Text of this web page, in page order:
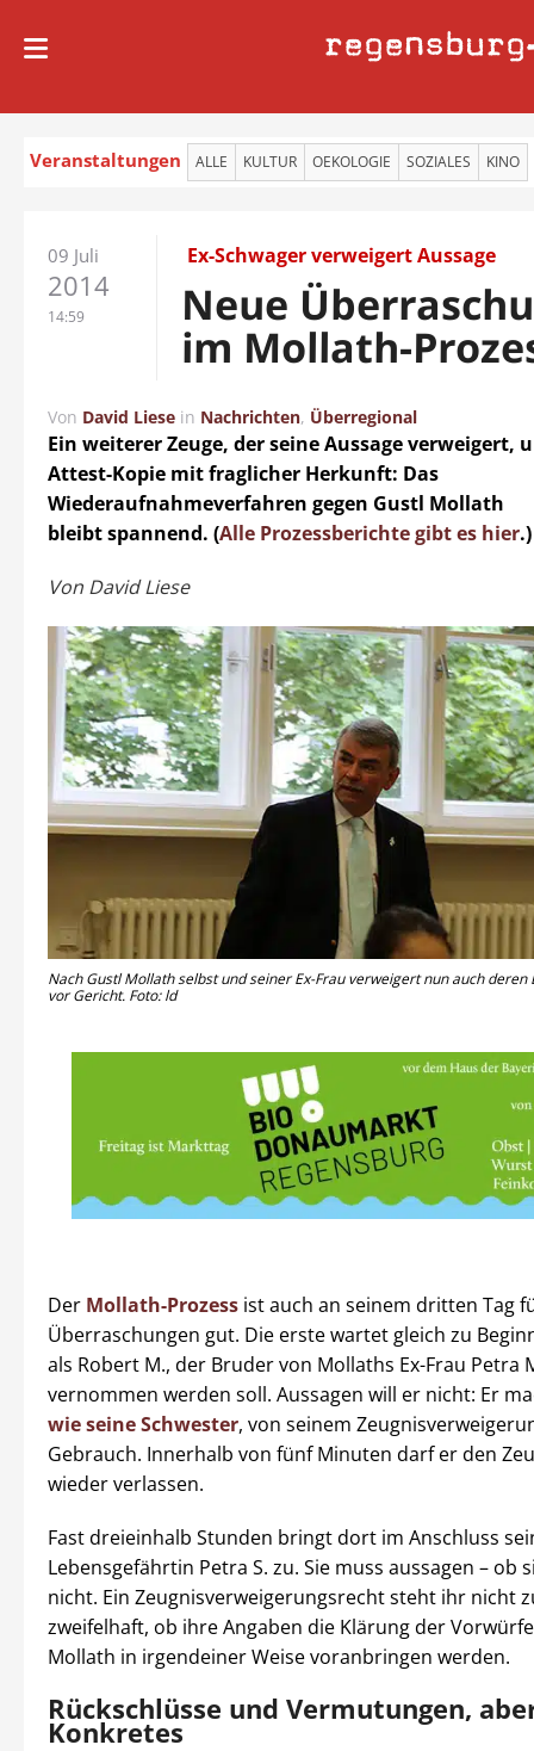
regensburg
Veranstaltungen ALLE KULTUR OEKOLOGIE SOZIALES KINO
09 Juli
2014
14:59
Ex-Schwager verweigert Aussage
Neue
im Mollath-
Von David Liese in Nachrichten, Überregional
Ein weiterer Zeuge, der seine Aussage verweigert,
Attest-Kopie mit fraglicher Herkunft: Das
Wiederaufnahmeverfahren gegen Gustl Mollath
bleibt spannend. (Alle Prozessberichte gibt es hier.)
Von David Liese
Nach Gustl Mollath selbst und seiner Ex-Frau verweigert nun auch deren
vor Gericht. Foto: ld
Der Mollath-Prozess ist auch an seinem dritten Tag
Überraschungen gut. Die erste wartet gleich zu
als Robert M., der Bruder von Mollaths Ex-Frau Petra
vernommen werden soll. Aussagen will er nicht: Er
wie seine Schwester, von seinem
Gebrauch. Innerhalb von fünf Minuten darf er den
wieder verlassen.
Fast dreieinhalb Stunden bringt dort im Anschluss
Lebensgefährtin Petra S. zu. Sie muss aussagen – ob
nicht. Ein Zeugnisverweigerungsrecht steht ihr nicht
zweifelhaft, ob ihre Angaben die Klärung der
Mollath in irgendeiner Weise voranbringen werden.
Rückschlüsse und Vermutungen,
Konkretes